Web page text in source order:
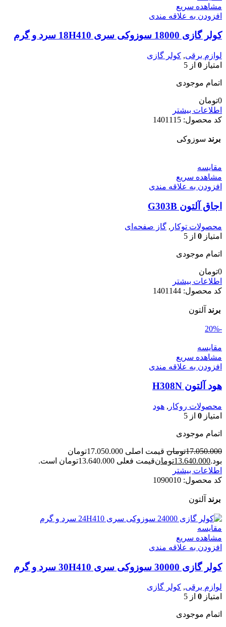
مشاهده سریع
افزودن به علاقه مندی
کولر گازی 18000 سوزوکی سری 18H410 سرد و گرم
لوازم برقی, کولر گازی
امتیاز 0 از 5
اتمام موجودی
0تومان
اطلاعات بیشتر
کد محصول: 1401115
برند سوزوکی
مقایسه
مشاهده سریع
افزودن به علاقه مندی
اجاق آلتون G303B
محصولات توکار , گاز صفحه‌ای
امتیاز 0 از 5
اتمام موجودی
0تومان
اطلاعات بیشتر
کد محصول: 1401144
برند آلتون
-20%
مقایسه
مشاهده سریع
افزودن به علاقه مندی
هود آلتون H308N
محصولات روکار , هود
امتیاز 0 از 5
اتمام موجودی
17.050.000تومان
قیمت اصلی 17.050.000تومان
بود.13.640.000تومانقیمت فعلی 13.640.000تومان است.
اطلاعات بیشتر
کد محصول: 1090010
برند آلتون
مقایسه
مشاهده سریع
افزودن به علاقه مندی
کولر گازی 30000 سوزوکی سری 30H410 سرد و گرم
لوازم برقی, کولر گازی
امتیاز 0 از 5
اتمام موجودی